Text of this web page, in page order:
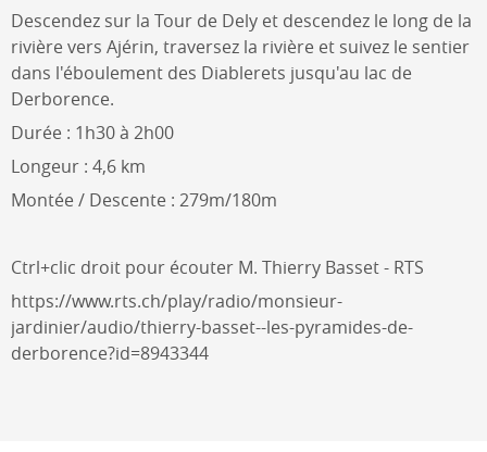
Descendez sur la Tour de Dely et descendez le long de la
rivière vers Ajérin, traversez la rivière et suivez le sentier
dans l'éboulement des Diablerets jusqu'au lac de
Derborence.
Durée : 1h30 à 2h00
Longeur : 4,6 km
Montée / Descente : 279m/180m
Ctrl+clic droit pour écouter M. Thierry Basset - RTS
https://www.rts.ch/play/radio/monsieur-
jardinier/audio/thierry-basset--les-pyramides-de-
derborence?id=8943344